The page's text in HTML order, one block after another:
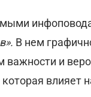
В нем
и
влияет